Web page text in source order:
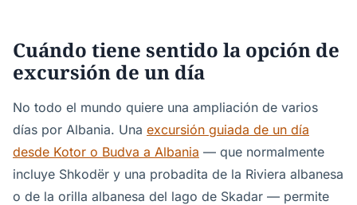
Cuándo tiene sentido la opción de
excursión de un día
No todo el mundo quiere una ampliación de varios
días por Albania. Una excursión guiada de un día
desde Kotor o Budva a Albania — que normalmente
incluye Shkodër y una probadita de la Riviera albanesa
o de la orilla albanesa del lago de Skadar — permite